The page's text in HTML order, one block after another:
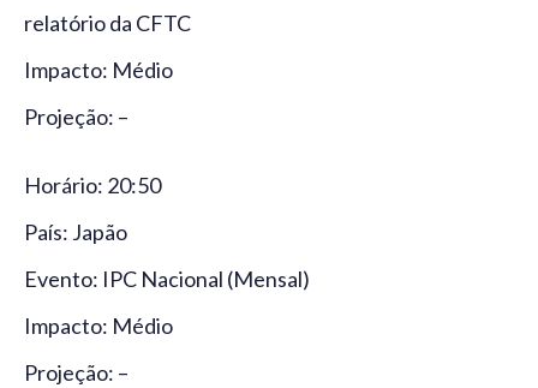
relatório da CFTC
Impacto: Médio
Projeção: –
Horário: 20:50
País: Japão
Evento: IPC Nacional (Mensal)
Impacto: Médio
Projeção: –